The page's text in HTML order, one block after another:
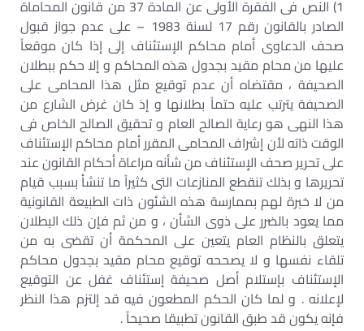
1) النص فى الفقرة الأولى عن المادة 37 من قانون المحاماة
الصادر بالقانون رقم 17 لسنة 1983 – على عدم جواز قبول
صحف الدعاوى أمام محاكم الإستئناف إلى إذا كان موقعاً
عليها من محام مقيد بجدول هذه المحاكم و إلا حكم ببطلان
الصحيفة ، مقتضاه أن عدم توقيع مثل هذا المحامى على
الصحيفة يترتب عليه حتماً بطلانها و إذ كان غرض الشارع من
هذا النهى هو رعاية الصالح العام و تحقيق الصالح الخاص فى
الوقت ذاته لأن إشراف المحامى المقرر أمام محاكم الإستئناف
على تحرير صحف الإستئناف من شأنه مراعاة أحكام القانون عند
تحريرها و بذلك تنقطع المنازعات التى كثيراً ما تنشأ بسبب قيام
من لا خبرة لهم بممارسة هذه الشئون ذات الطبيعة القانونية
مما يعود بالضرر على ذوى الشأن ، و من ثم فإن ذلك البطلان
يتعلق بالنظام العام يتعين على المحكمة أن تقضى به من
تلقاء نفسها و لا يصححه توقيع محام مقيد بجدول محاكم
الإستئناف بإستلام أصل صحيفة إستئناف غفل عن التوقيع
لإعلانه . و لما كان الحكم المطعون فيه قد إلتزم هذا النظر
فإنه يكون قد طبق القانون تطبيقا صحيحاً .